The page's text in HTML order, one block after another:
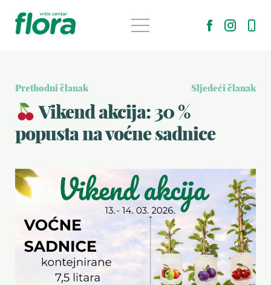
Vikend akcija: 30 %
popusta na voćne sadnice
Prethodni članak Sljedeći članak